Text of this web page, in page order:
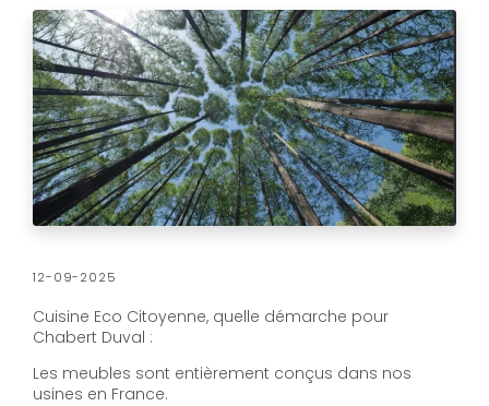
12-09-2025
Cuisine Eco Citoyenne, quelle démarche pour
Chabert Duval :
Les meubles sont entièrement conçus dans nos
usines en France.